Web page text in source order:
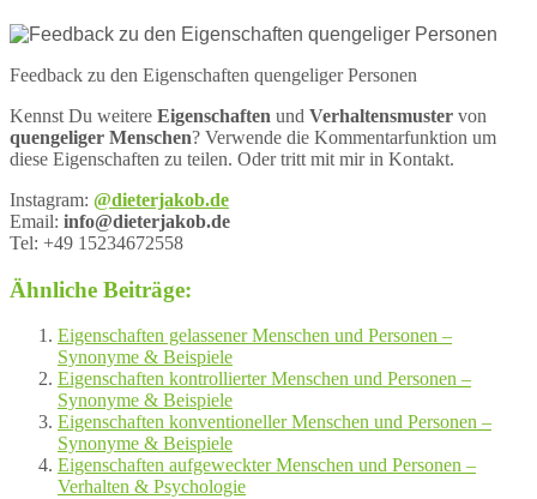
Feedback zu den Eigenschaften quengeliger Personen
Kennst Du weitere Eigenschaften und Verhaltensmuster von
quengeliger Menschen? Verwende die Kommentarfunktion um
diese Eigenschaften zu teilen. Oder tritt mit mir in Kontakt.
Instagram: @dieterjakob.de
Email: info@dieterjakob.de
Tel: +49 15234672558
Ähnliche Beiträge:
Eigenschaften gelassener Menschen und Personen –
Synonyme & Beispiele
Eigenschaften kontrollierter Menschen und Personen –
Synonyme & Beispiele
Eigenschaften konventioneller Menschen und Personen –
Synonyme & Beispiele
Eigenschaften aufgeweckter Menschen und Personen –
Verhalten & Psychologie